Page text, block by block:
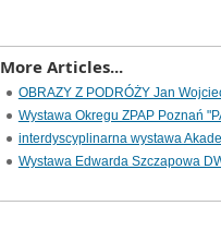
More Articles...
OBRAZY Z PODRÓŻY Jan
Wystawa Okregu ZPAP Poznań
interdyscyplinarna wystawa
Wystawa Edwarda Szczapowa